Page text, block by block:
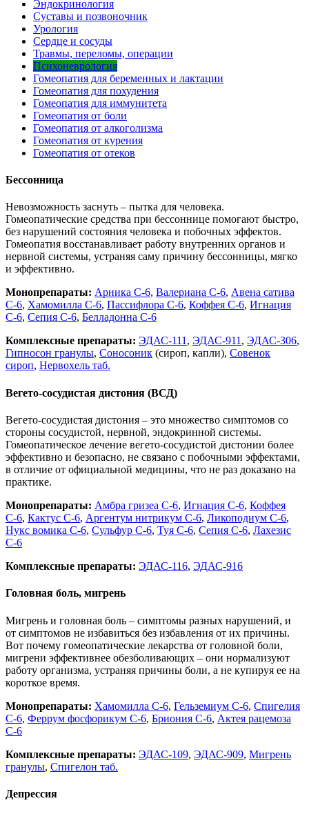
Эндокринология
Суставы и позвоночник
Урология
Сердце и сосуды
Травмы, переломы, операции
Психоневрология
Гомеопатия для беременных и лактации
Гомеопатия для похудения
Гомеопатия для иммунитета
Гомеопатия от боли
Гомеопатия от алкоголизма
Гомеопатия от курения
Гомеопатия от отеков
Бессонница
Невозможность заснуть – пытка для человека.
Гомеопатические средства при бессоннице помогают быстро,
без нарушений состояния человека и побочных эффектов.
Гомеопатия восстанавливает работу внутренних органов и
нервной системы, устраняя саму причину бессонницы, мягко
и эффективно.
Монопрепараты: Арника С-6, Валериана С-6, Авена сатива
С-6, Хамомилла С-6, Пассифлора С-6, Коффея С-6, Игнация
С-6, Сепия С-6, Белладонна С-6
Комплексные препараты: ЭДАС-111, ЭДАС-911, ЭДАС-306,
Гипносон гранулы, Соносоник (сироп, капли), Совенок
сироп, Нервохель таб.
Вегето-сосудистая дистония (ВСД)
Вегето-сосудистая дистония – это множество симптомов со
стороны сосудистой, нервной, эндокринной системы.
Гомеопатическое лечение вегето-сосудистой дистонии более
эффективно и безопасно, не связано с побочными эффектами,
в отличие от официальной медицины, что не раз доказано на
практике.
Монопрепараты: Амбра гризеа С-6, Игнация С-6, Коффея
С-6, Кактус С-6, Аргентум нитрикум С-6, Ликоподиум С-6,
Нукс вомика С-6, Сульфур С-6, Туя С-6, Сепия С-6, Лахезис
С-6
Комплексные препараты: ЭДАС-116, ЭДАС-916
Головная боль, мигрень
Мигрень и головная боль – симптомы разных нарушений, и
от симптомов не избавиться без избавления от их причины.
Вот почему гомеопатические лекарства от головной боли,
мигрени эффективнее обезболивающих – они нормализуют
работу организма, устраняя причины боли, а не купируя ее на
короткое время.
Монопрепараты: Хамомилла С-6, Гельземиум С-6, Спигелия
С-6, Феррум фосфорикум С-6, Бриония С-6, Актея рацемоза
С-6
Комплексные препараты: ЭДАС-109, ЭДАС-909, Мигрень
гранулы, Спигелон таб.
Депрессия